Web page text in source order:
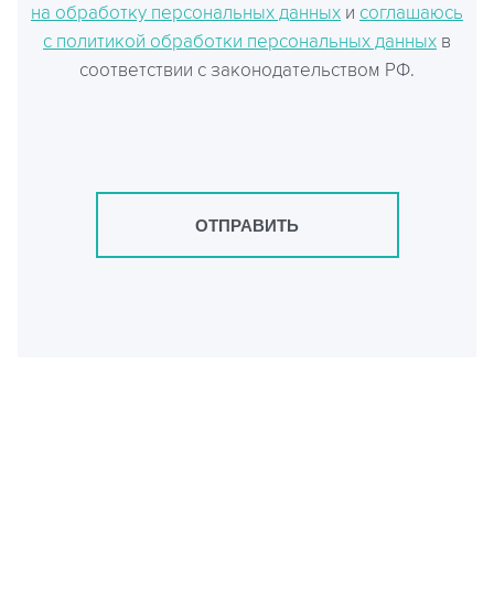
на обработку персональных данных и соглашаюсь
с политикой обработки персональных данных в
соответствии с законодательством РФ.
ОТПРАВИТЬ